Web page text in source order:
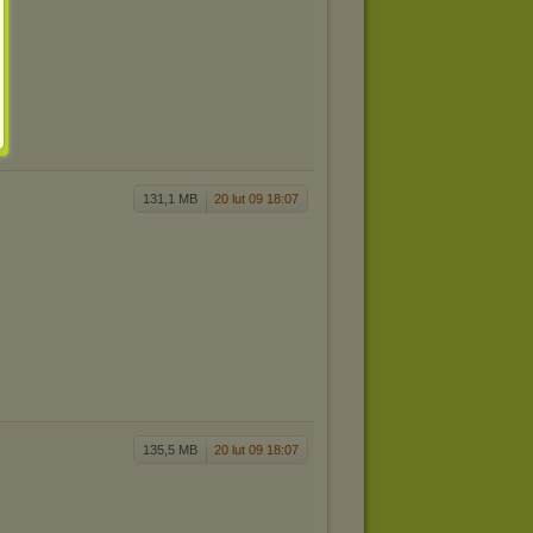
131,1 MB 20 lut 09 18:07
135,5 MB 20 lut 09 18:07